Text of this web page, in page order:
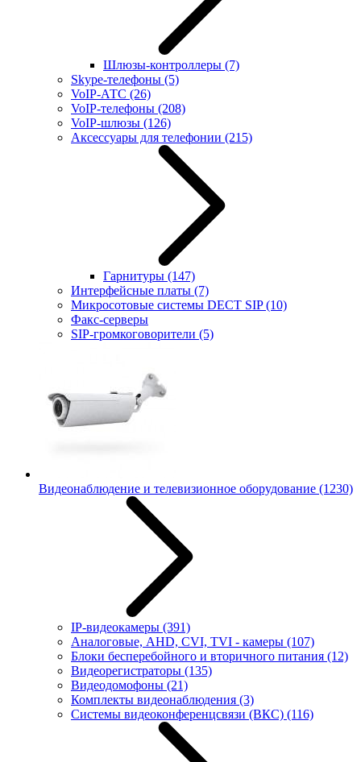
Шлюзы-контроллеры (7)
Skype-телефоны (5)
VoIP-АТС (26)
VoIP-телефоны (208)
VoIP-шлюзы (126)
Аксессуары для телефонии (215)
Гарнитуры (147)
Интерфейсные платы (7)
Микросотовые системы DECT SIP(10)
Факс-серверы
SIP-громкоговорители (5)
Видеонаблюдение и телевизионное оборудование (1230)
IP-видеокамеры (391)
Аналоговые, AHD, CVI, TVI - камеры (107)
Блоки бесперебойного и вторичного питания (12)
Видеорегистраторы (135)
Видеодомофоны (21)
Комплекты видеонаблюдения (3)
Системы видеоконференцсвязи (ВКС) (116)